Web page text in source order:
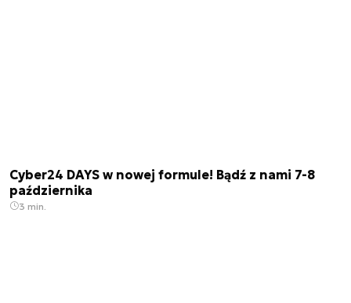
Cyber24 DAYS w nowej formule! Bądź z nami 7-8
października
3 min.